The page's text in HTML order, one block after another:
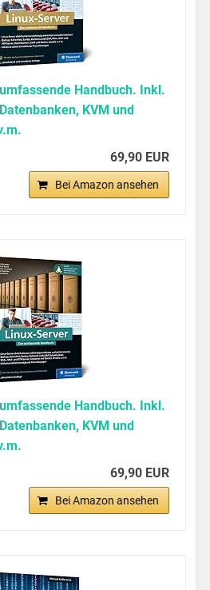
Handbuch. Inkl.
KVM und
69,90 EUR
Bei Amazon ansehen
Handbuch. Inkl.
KVM und
69,90 EUR
Bei Amazon ansehen